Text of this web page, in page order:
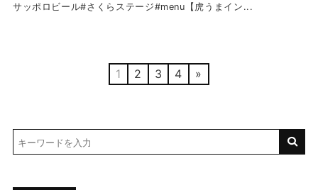
サッポロビール#さくらステージ#menu【虎うまイン...
1 2 3 4 »